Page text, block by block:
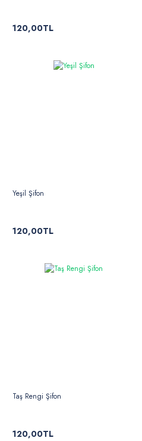
120,00TL
Yeşil Şifon
120,00TL
Taş Rengi Şifon
120,00TL